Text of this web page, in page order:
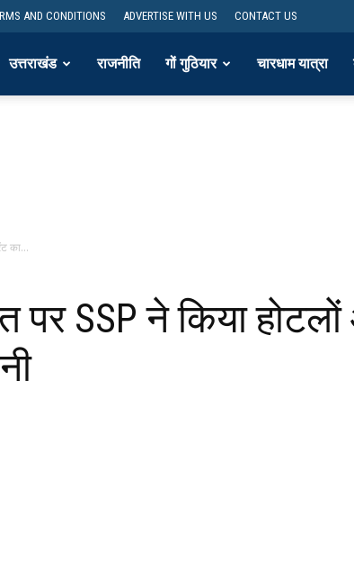
AND CONDITIONS ADVERTISE WITH US CONTACT US
उत्तराखंड राजनीति गों गुठियार चारधाम यात्रा
का...
पर SSP ने किया